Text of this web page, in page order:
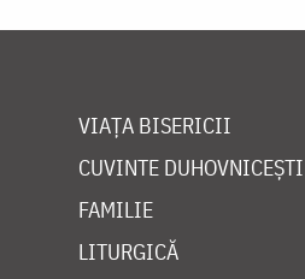
VIAȚA BISERICII
CUVINTE DUHOVNICEȘTI
FAMILIE
LITURGICĂ